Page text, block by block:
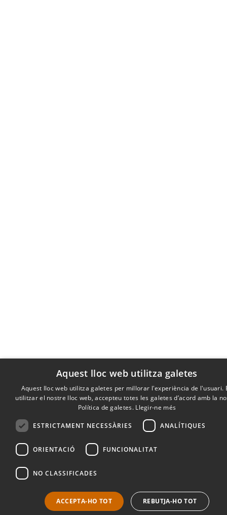
Aquest lloc web utilitza galetes
Aquest lloc web utilitza galetes per millorar l'experiència de l'usuari.
utilitzar el nostre lloc web, accepteu totes les galetes d’acord amb la
Política de galetes. Llegir-ne més
ESTRICTAMENT NECESSÀRIES ANALÍTIQUES
ORIENTACIÓ FUNCIONALITAT
NO CLASSIFICADES
ACCEPTA-HO TOT REBUTJA-HO TOT